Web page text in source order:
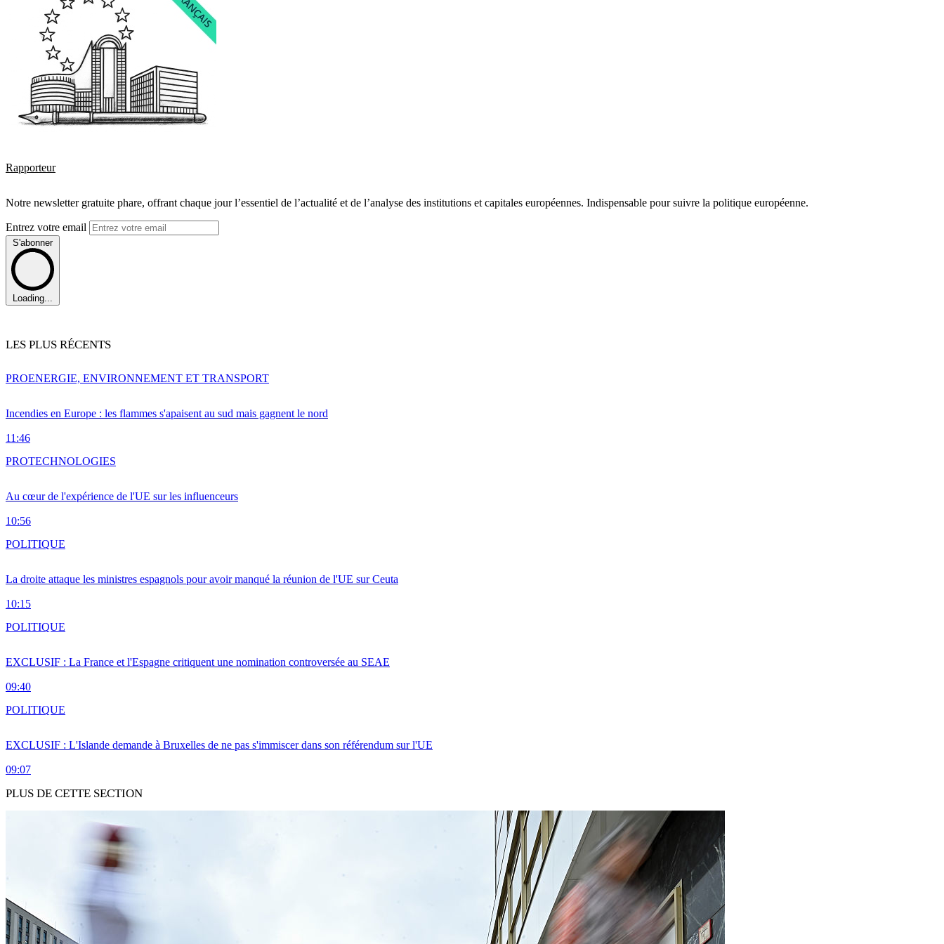
Rapporteur
Notre newsletter gratuite phare, offrant chaque jour l’essentiel de l’actualité et de l’analyse des institutions et capitales européennes. Indispensable pour suivre la politique européenne.
Entrez votre email
S'abonner
Loading...
LES PLUS RÉCENTS
Incendies en Europe : les flammes s'apaisent au sud mais gagnent le nord
11:46
PROENERGIE, ENVIRONNEMENT ET TRANSPORT
Au cœur de l'expérience de l'UE sur les influenceurs
10:56
PROTECHNOLOGIES
La droite attaque les ministres espagnols pour avoir manqué la réunion de l'UE sur Ceuta
10:15
POLITIQUE
EXCLUSIF : La France et l'Espagne critiquent une nomination controversée au SEAE
09:40
POLITIQUE
EXCLUSIF : L'Islande demande à Bruxelles de ne pas s'immiscer dans son référendum sur l'UE
09:07
POLITIQUE
PLUS DE CETTE SECTION